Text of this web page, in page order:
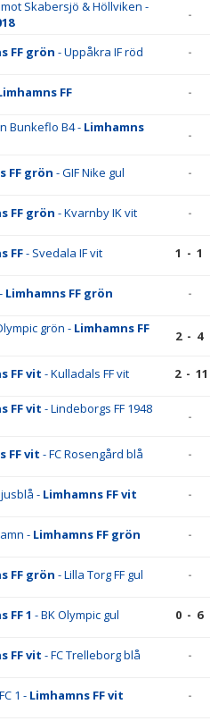
Skabersjö & Höllviken -
-
FF grön - Uppåkra IF röd -
FF -
Bunkeflo B4 - Limhamns
-
FF grön - GIF Nike gul -
FF grön - Kvarnby IK vit -
FF- Svedala IF vit 1 - 1
Limhamns FF grön -
grön - Limhamns FF
2 - 4
FF vit - Kulladals FF vit 2 - 11
FF vit - Lindeborgs FF 1948
-
FF vit - FC Rosengård blå -
- Limhamns FF vit -
- Limhamns FF grön -
FF grön - Lilla Torg FF gul -
FF 1 - BK Olympic gul 0 - 6
FF vit - FC Trelleborg blå -
1 - Limhamns FF vit -